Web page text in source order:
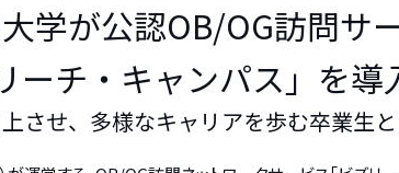
学が公認OB/OG訪問サ
ーチ・キャンパス」を導
させ、多様なキャリアを歩む卒業生